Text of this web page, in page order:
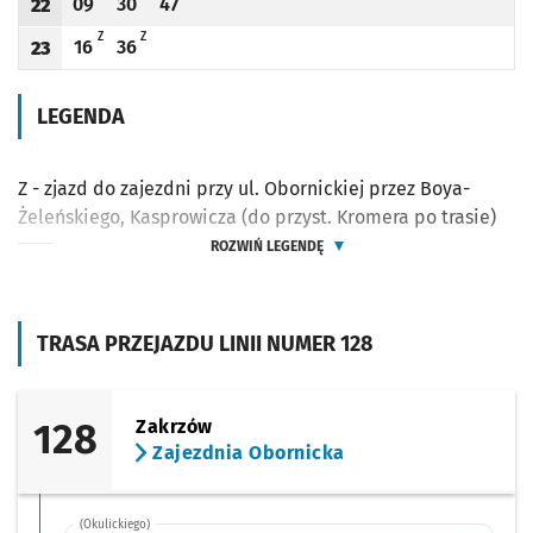
TRASA PRZEJAZDU LINII NUMER 128
128
Zakrzów
Zajezdnia Obornicka
(Okulickiego)
Godzina odjazdu
22
Odjazd
minut po godzinie 22
Odjazd
minut po godzinie 22
Odjazd
minut po godzinie 22
Godzina odjazdu
23
Odjazd
16
minut po godzinie 23
ZZ - ZJAZD DO ZAJEZDNI PRZY UL. OBORNICKIEJ PRZEZ BOYA-ŻELEŃSKIEGO,
Odjazd
36
minut po godzinie 23
ZZ - ZJAZD DO ZAJEZDNI PRZY UL. OBORNICKIEJ PRZEZ BOYA-
LEGENDA
Z - zjazd do zajezdni przy ul. Obornickiej przez Boya-
Żeleńskiego, Kasprowicza (do przyst. Kromera po trasie)
ROZWIŃ LEGENDĘ